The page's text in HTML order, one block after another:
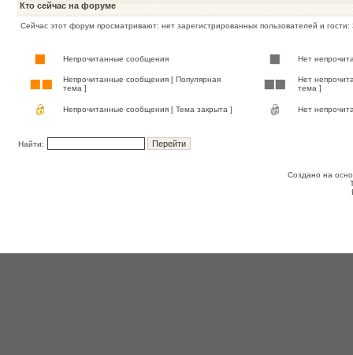
Кто сейчас на форуме
Сейчас этот форум просматривают: нет зарегистрированных пользователей и гости:
Непрочитанные сообщения Нет
Непрочитанные сообщения [ Популярная
тема ]
Нет
тема ]
Непрочитанные сообщения [ Тема закрыта ] Нет
Найти:
Создано на